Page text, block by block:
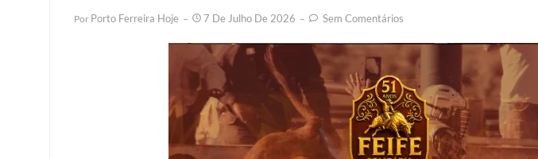
Por Porto Ferreira Hoje 7 De Julho De 2026 Sem Comentários